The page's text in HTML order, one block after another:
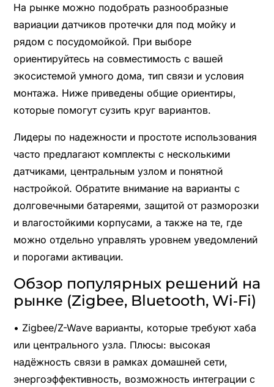
На рынке можно подобрать разнообразные
вариации датчиков протечки для под мойку и
рядом с посудомойкой. При выборе
ориентируйтесь на совместимость с вашей
экосистемой умного дома, тип связи и условия
монтажа. Ниже приведены общие ориентиры,
которые помогут сузить круг вариантов.
Лидеры по надежности и простоте использования
часто предлагают комплекты с несколькими
датчиками, центральным узлом и понятной
настройкой. Обратите внимание на варианты с
долговечными батареями, защитой от разморозки
и влагостойкими корпусами, а также на те, где
можно отдельно управлять уровнем уведомлений
и порогами активации.
Обзор популярных решений на
рынке (Zigbee, Bluetooth, Wi‑Fi)
• Zigbee/Z-Wave варианты, которые требуют хаба
или центрального узла. Плюсы: высокая
надёжность связи в рамках домашней сети,
энергоэффективность, возможность интеграции с